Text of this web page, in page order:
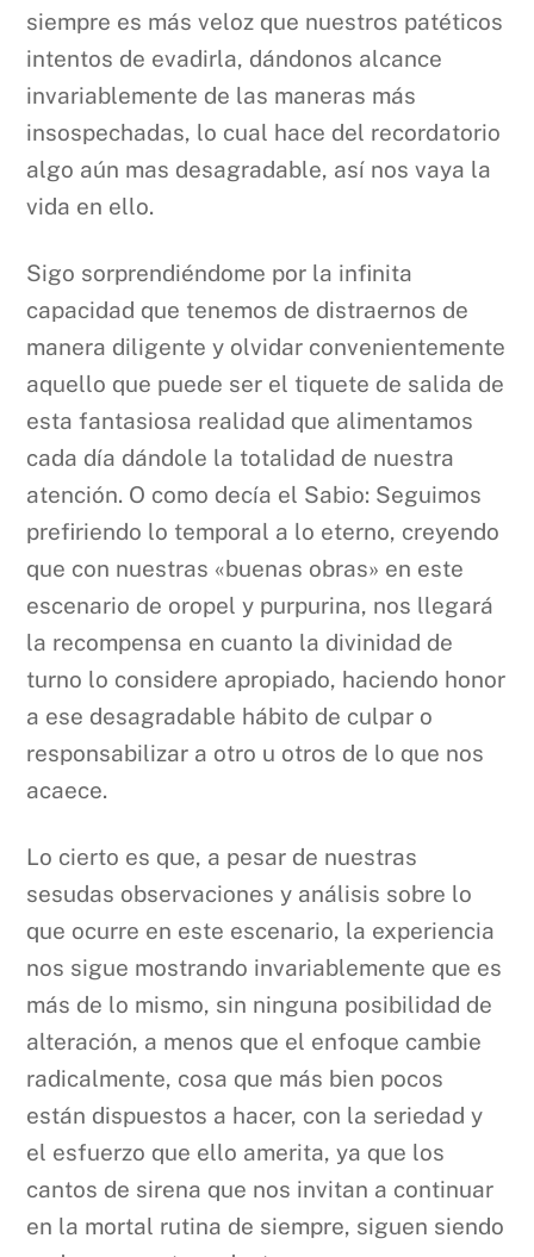
siempre es más veloz que nuestros patéticos
intentos de evadirla, dándonos alcance
invariablemente de las maneras más
insospechadas, lo cual hace del recordatorio
algo aún mas desagradable, así nos vaya la
vida en ello.
Sigo sorprendiéndome por la infinita
capacidad que tenemos de distraernos de
manera diligente y olvidar convenientemente
aquello que puede ser el tiquete de salida de
esta fantasiosa realidad que alimentamos
cada día dándole la totalidad de nuestra
atención. O como decía el Sabio: Seguimos
prefiriendo lo temporal a lo eterno, creyendo
que con nuestras «buenas obras» en este
escenario de oropel y purpurina, nos llegará
la recompensa en cuanto la divinidad de
turno lo considere apropiado, haciendo honor
a ese desagradable hábito de culpar o
responsabilizar a otro u otros de lo que nos
acaece.
Lo cierto es que, a pesar de nuestras
sesudas observaciones y análisis sobre lo
que ocurre en este escenario, la experiencia
nos sigue mostrando invariablemente que es
más de lo mismo, sin ninguna posibilidad de
alteración, a menos que el enfoque cambie
radicalmente, cosa que más bien pocos
están dispuestos a hacer, con la seriedad y
el esfuerzo que ello amerita, ya que los
cantos de sirena que nos invitan a continuar
en la mortal rutina de siempre, siguen siendo